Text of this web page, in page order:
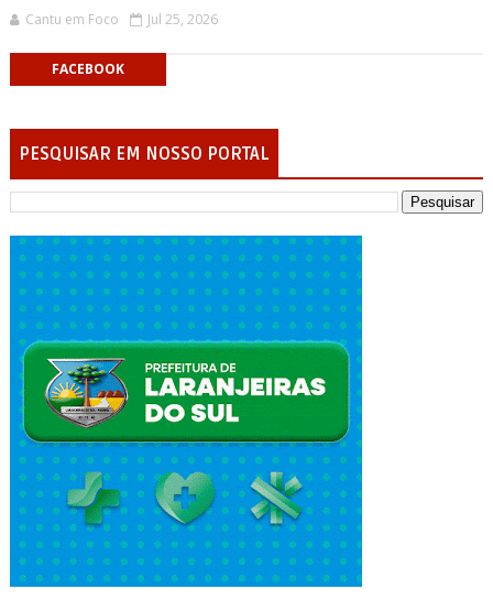
Cantu em Foco Jul 25, 2026
FACEBOOK
PESQUISAR EM NOSSO PORTAL